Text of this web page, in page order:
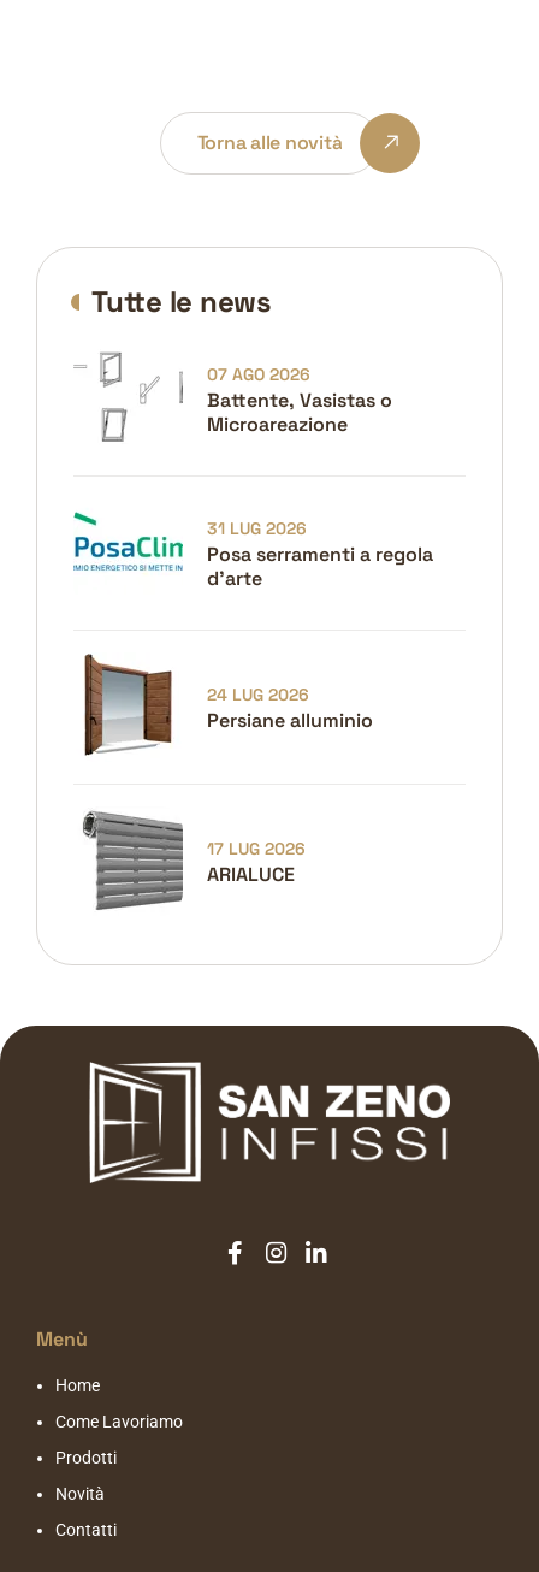
Torna alle novità
Tutte le news
07 AGO 2026
Battente, Vasistas o
Microareazione
31 LUG 2026
Posa serramenti a regola
d'arte
24 LUG 2026
Persiane alluminio
17 LUG 2026
ARIALUCE
Menù
Home
Come Lavoriamo
Prodotti
Novità
Contatti